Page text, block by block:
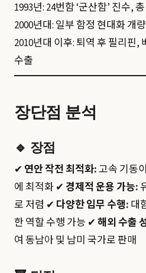
1993년: 24번함 ‘군산함’ 진수,
2000년대: 일부 함정 현대화 개
2010년대 이후: 퇴역 후 필리핀,
수출
장단점 분석
🔹 장점
✔ 연안 작전 최적화:고속 기동
에 최적화 ✔ 경제적 운용 가능:
로 저렴 ✔ 다양한 임무 수행: 대
한 역할 수행 가능 ✔해외 수출
여 동남아 및 남미 국가로 판매